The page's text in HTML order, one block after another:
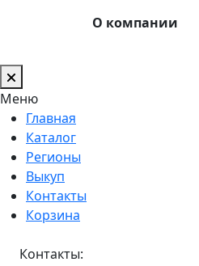
О компании
Меню
Главная
Каталог
Регионы
Выкуп
Контакты
Корзина
Контакты: